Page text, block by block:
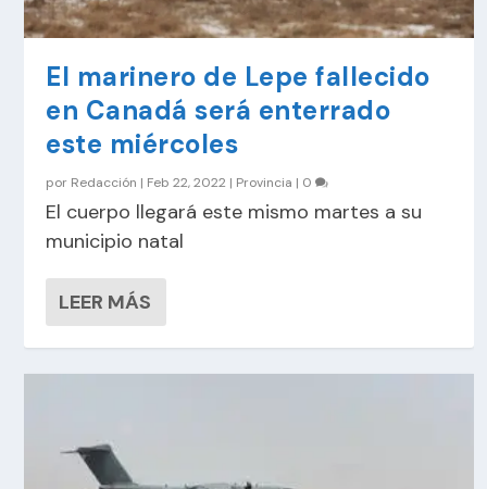
El marinero de Lepe fallecido
en Canadá será enterrado
este miércoles
por Redacción | Feb 22, 2022 | Provincia | 0
El cuerpo llegará este mismo martes a su
municipio natal
LEER MÁS